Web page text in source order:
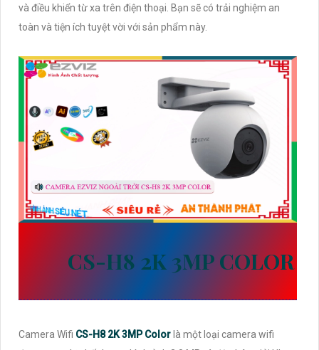
và điều khiển từ xa trên điện thoại. Bạn sẽ có trải nghiệm an
toàn và tiện ích tuyệt vời với sản phẩm này.
CS-H8 2K 3MP COLOR
Camera Wifi CS-H8 2K 3MP Color là một loại camera wifi